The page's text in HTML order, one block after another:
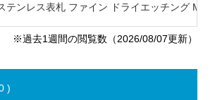
テンレス表札 ファイン ドライエッチング MB-
※過去1週間の閲覧数（2026/08/07更新）
)